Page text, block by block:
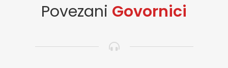
Povezani Govornici